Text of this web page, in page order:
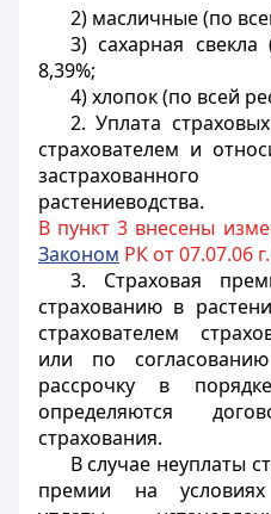
2) масличные (по
3) сахарная
8,39%;
4) хлопок (по всей
2. Уплата
страхователем и
растениеводства.
В пункт 3 внесены
Законом РК от 07.07.06
3. Страховая
страхованию в
страхователем
или по
рассрочку в
определяются
страхования.
В случае неуплаты
премии на